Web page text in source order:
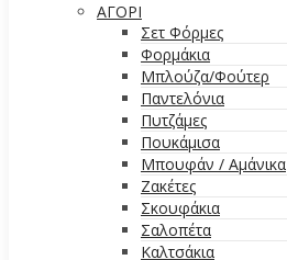
ΑΓΟΡΙ
Σετ Φόρμες
Φορμάκια
Μπλούζα/Φούτερ
Παντελόνια
Πυτζάμες
Πουκάμισα
Μπουφάν / Αμάνικα
Ζακέτες
Σκουφάκια
Σαλοπέτα
Καλτσάκια